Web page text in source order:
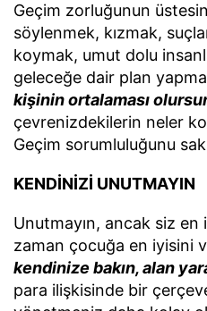
Geçim zorluğunun
söylenmek, kızmak,
koymak, umut dolu
geleceğe dair plan
kişinin ortalaması
çevrenizdekilerin neler
Geçim sorumluluğunu
KENDİNİZİ UNUTMAYIN
Unutmayın, ancak siz
zaman çocuğa en iyisini
kendinize bakın, alan
para ilişkisinde bir